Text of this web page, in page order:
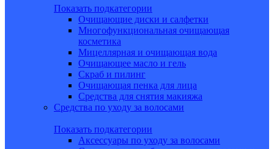
Показать подкатегории
Очищающие диски и салфетки
Многофункциональная очищающая
косметика
Мицеллярная и очищающая вода
Очищающее масло и гель
Скраб и пилинг
Очищающая пенка для лица
Средства для снятия макияжа
Средства по уходу за волосами
Показать подкатегории
Аксессуары по уходу за волосами